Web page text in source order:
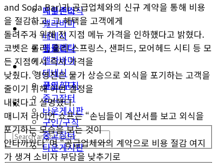
애틀랜타
앨라바마
테네시
플로리다
생활안내
구인/구직
중고장터
타운게시판
지구촌소식
동남부
애틀랜타
앨라바마
테네시
플로리다
생활안내
구인/구직
중고장터
타운게시판
and Soda Bar)가 공급업체와의 신규 계약을 통해 비용
을 절감하고, 그 혜택을 고객에게
돌려주기 위해 전 지점 메뉴 가격을 인하했다고 밝혔다.
코벳은 롤리, 홀리 스프링스, 샌퍼드, 모어헤드 시티 등 모
든 지점에서 즉시 가격을
낮췄다. 경영진은 물가 상승으로 외식을 포기하는 고객을
줄이기 위해 이번 결정을
내렸다고 설명했다.
매니저 라이언 쇼프는 “손님들이 계산서를 보고 외식을
포기하는 모습을 보는 것이
안타까웠다”며 “공급업체와의 계약으로 비용 절감 여지
가 생겨 소비자 부담을 낮추기로